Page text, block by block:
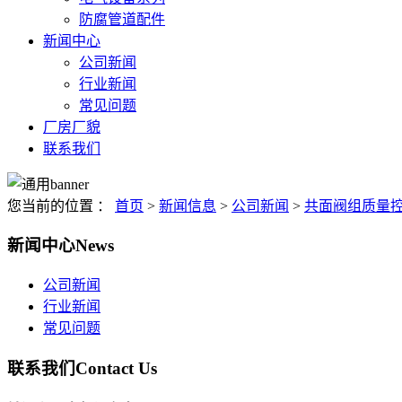
防腐管道配件
新闻中心
公司新闻
行业新闻
常见问题
厂房厂貌
联系我们
您当前的位置 ： 首页 > 新闻信息 > 公司新闻 > 共面阀组质量
新闻中心News
公司新闻
行业新闻
常见问题
联系我们Contact Us